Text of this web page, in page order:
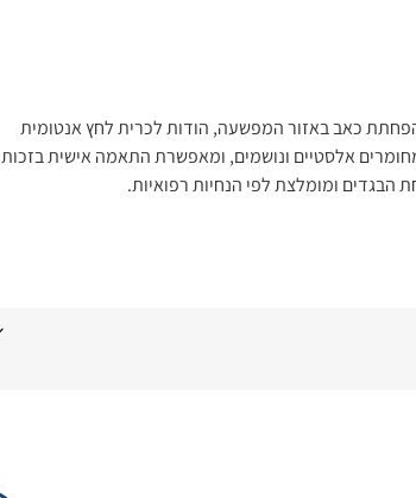
כאב באזור המפשעה, הודות לכרית לחץ אנטומית
אלסטיים ונושמים, ומאפשרת התאמה אישית בזכות
הבגדים ומומלצת לפי הנחיות רפואיות.